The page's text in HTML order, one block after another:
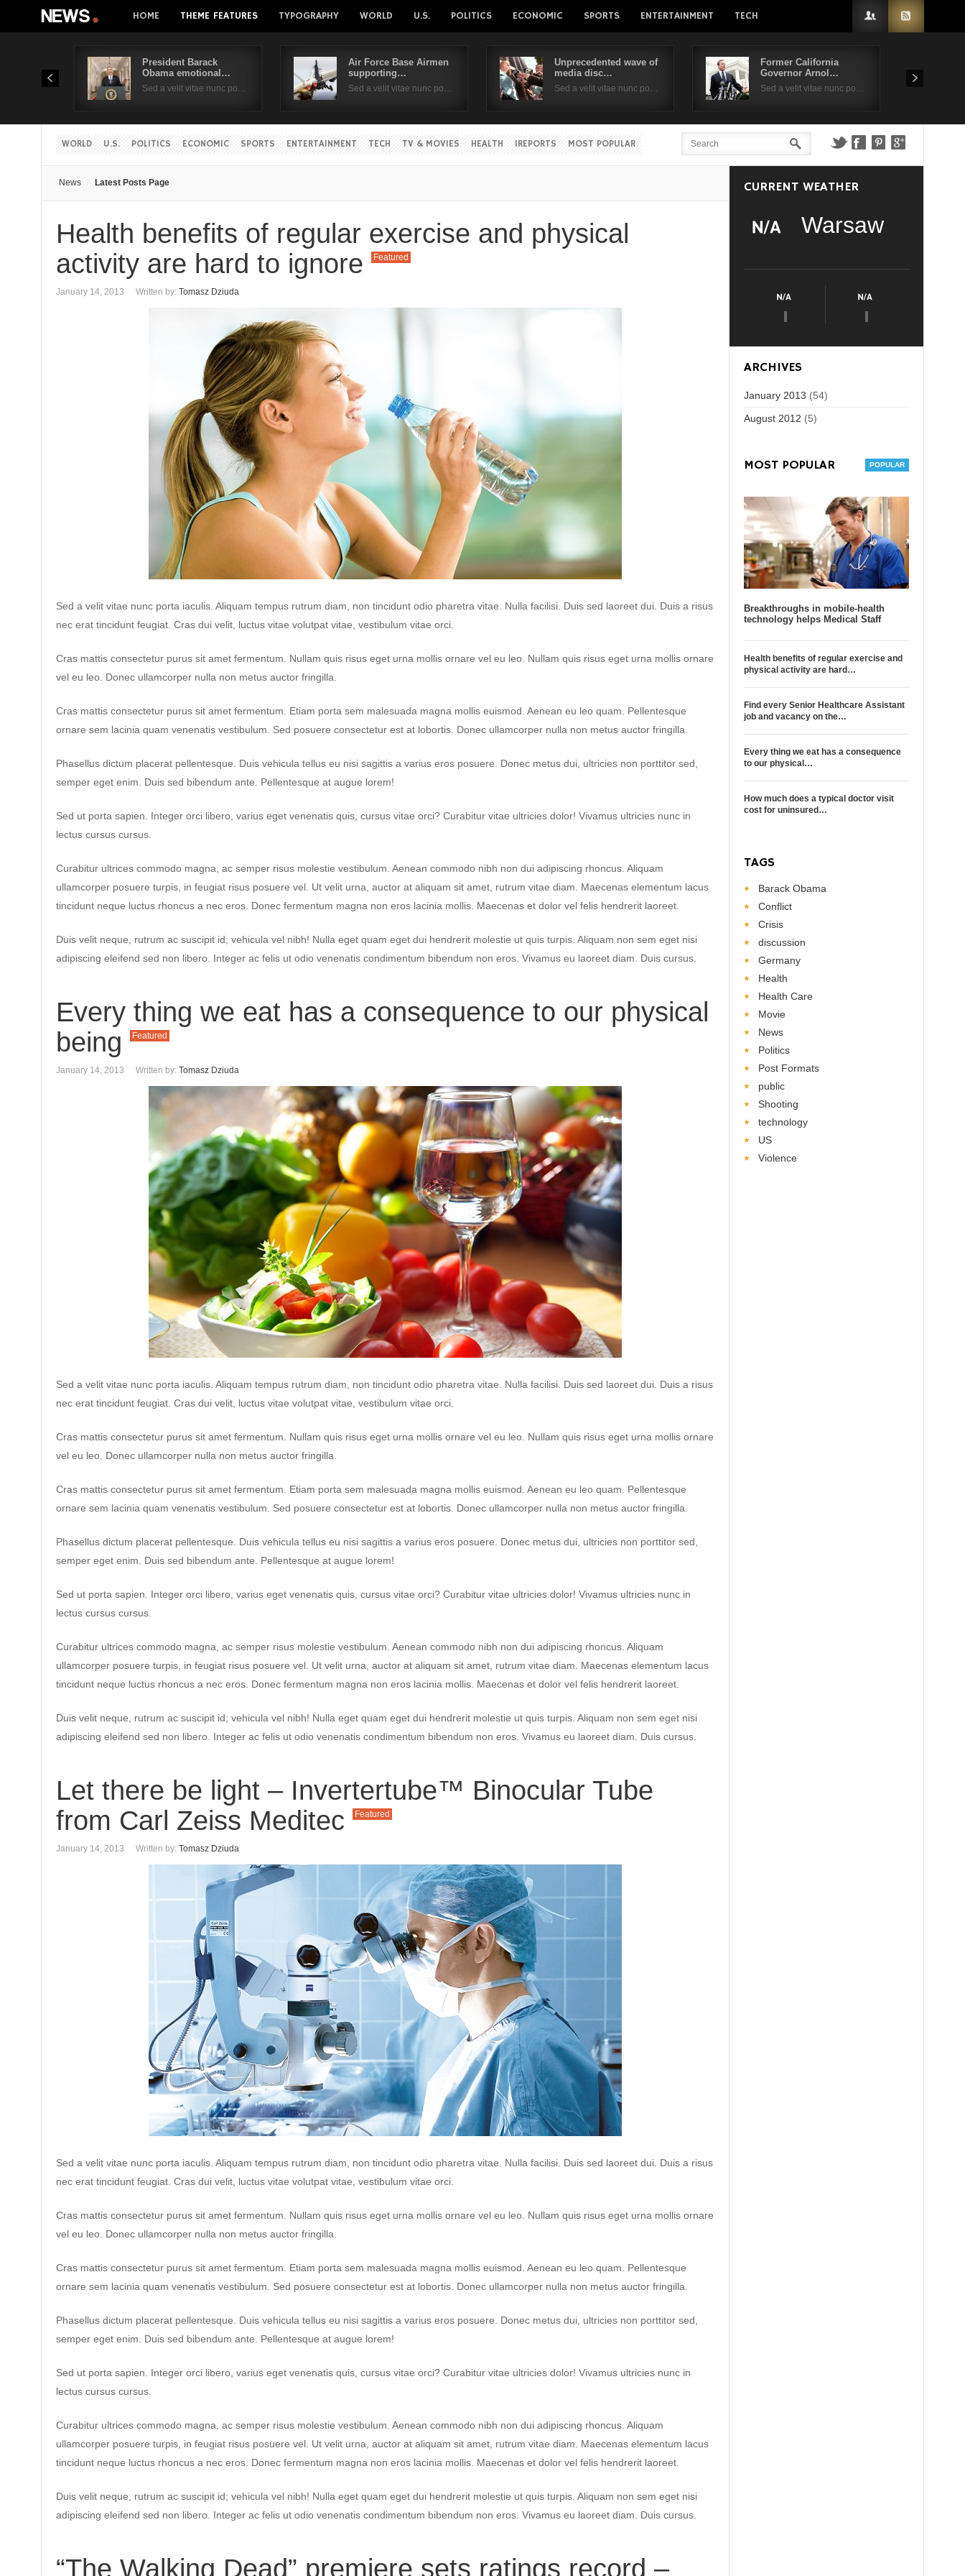
HOME THEME FEATURES TYPOGRAPHY WORLD U.S. POLITICS ECONOMIC SPORTS ENTERTAINMENT TECH
President Barack
Obama emotional…
Sed a velit vitae nunc po…
Air Force Base Airmen
supporting…
Sed a velit vitae nunc po…
Unprecedented wave of
media disc…
Sed a velit vitae nunc po…
Former California
Governor Arnol…
Sed a velit vitae nunc po…
WORLD U.S. POLITICS ECONOMIC SPORTS ENTERTAINMENT TECH TV & MOVIES HEALTH IREPORTS MOST POPULAR
News Latest Posts Page
Health benefits of regular exercise and physical
activity are hard to ignore
Featured
January 14, 2013 Written by: Tomasz Dziuda
Sed a velit vitae nunc porta iaculis. Aliquam tempus rutrum diam, non tincidunt odio pharetra vitae. Nulla facilisi. Duis sed laoreet dui. Duis a risus
nec erat tincidunt feugiat. Cras dui velit, luctus vitae volutpat vitae, vestibulum vitae orci.
Cras mattis consectetur purus sit amet fermentum. Nullam quis risus eget urna mollis ornare vel eu leo. Nullam quis risus eget urna mollis ornare
vel eu leo. Donec ullamcorper nulla non metus auctor fringilla.
Cras mattis consectetur purus sit amet fermentum. Etiam porta sem malesuada magna mollis euismod. Aenean eu leo quam. Pellentesque
ornare sem lacinia quam venenatis vestibulum. Sed posuere consectetur est at lobortis. Donec ullamcorper nulla non metus auctor fringilla.
Phasellus dictum placerat pellentesque. Duis vehicula tellus eu nisi sagittis a varius eros posuere. Donec metus dui, ultricies non porttitor sed,
semper eget enim. Duis sed bibendum ante. Pellentesque at augue lorem!
Sed ut porta sapien. Integer orci libero, varius eget venenatis quis, cursus vitae orci? Curabitur vitae ultricies dolor! Vivamus ultricies nunc in
lectus cursus cursus.
Curabitur ultrices commodo magna, ac semper risus molestie vestibulum. Aenean commodo nibh non dui adipiscing rhoncus. Aliquam
ullamcorper posuere turpis, in feugiat risus posuere vel. Ut velit urna, auctor at aliquam sit amet, rutrum vitae diam. Maecenas elementum lacus
tincidunt neque luctus rhoncus a nec eros. Donec fermentum magna non eros lacinia mollis. Maecenas et dolor vel felis hendrerit laoreet.
Duis velit neque, rutrum ac suscipit id; vehicula vel nibh! Nulla eget quam eget dui hendrerit molestie ut quis turpis. Aliquam non sem eget nisi
adipiscing eleifend sed non libero. Integer ac felis ut odio venenatis condimentum bibendum non eros. Vivamus eu laoreet diam. Duis cursus.
Every thing we eat has a consequence to our physical
being
Featured
January 14, 2013 Written by: Tomasz Dziuda
Sed a velit vitae nunc porta iaculis. Aliquam tempus rutrum diam, non tincidunt odio pharetra vitae. Nulla facilisi. Duis sed laoreet dui. Duis a risus
nec erat tincidunt feugiat. Cras dui velit, luctus vitae volutpat vitae, vestibulum vitae orci.
Cras mattis consectetur purus sit amet fermentum. Nullam quis risus eget urna mollis ornare vel eu leo. Nullam quis risus eget urna mollis ornare
vel eu leo. Donec ullamcorper nulla non metus auctor fringilla.
Cras mattis consectetur purus sit amet fermentum. Etiam porta sem malesuada magna mollis euismod. Aenean eu leo quam. Pellentesque
ornare sem lacinia quam venenatis vestibulum. Sed posuere consectetur est at lobortis. Donec ullamcorper nulla non metus auctor fringilla.
Phasellus dictum placerat pellentesque. Duis vehicula tellus eu nisi sagittis a varius eros posuere. Donec metus dui, ultricies non porttitor sed,
semper eget enim. Duis sed bibendum ante. Pellentesque at augue lorem!
Sed ut porta sapien. Integer orci libero, varius eget venenatis quis, cursus vitae orci? Curabitur vitae ultricies dolor! Vivamus ultricies nunc in
lectus cursus cursus.
Curabitur ultrices commodo magna, ac semper risus molestie vestibulum. Aenean commodo nibh non dui adipiscing rhoncus. Aliquam
ullamcorper posuere turpis, in feugiat risus posuere vel. Ut velit urna, auctor at aliquam sit amet, rutrum vitae diam. Maecenas elementum lacus
tincidunt neque luctus rhoncus a nec eros. Donec fermentum magna non eros lacinia mollis. Maecenas et dolor vel felis hendrerit laoreet.
Duis velit neque, rutrum ac suscipit id; vehicula vel nibh! Nulla eget quam eget dui hendrerit molestie ut quis turpis. Aliquam non sem eget nisi
adipiscing eleifend sed non libero. Integer ac felis ut odio venenatis condimentum bibendum non eros. Vivamus eu laoreet diam. Duis cursus.
Let there be light – Invertertube™ Binocular Tube
from Carl Zeiss Meditec
Featured
January 14, 2013 Written by: Tomasz Dziuda
Sed a velit vitae nunc porta iaculis. Aliquam tempus rutrum diam, non tincidunt odio pharetra vitae. Nulla facilisi. Duis sed laoreet dui. Duis a risus
nec erat tincidunt feugiat. Cras dui velit, luctus vitae volutpat vitae, vestibulum vitae orci.
Cras mattis consectetur purus sit amet fermentum. Nullam quis risus eget urna mollis ornare vel eu leo. Nullam quis risus eget urna mollis ornare
vel eu leo. Donec ullamcorper nulla non metus auctor fringilla.
Cras mattis consectetur purus sit amet fermentum. Etiam porta sem malesuada magna mollis euismod. Aenean eu leo quam. Pellentesque
ornare sem lacinia quam venenatis vestibulum. Sed posuere consectetur est at lobortis. Donec ullamcorper nulla non metus auctor fringilla.
Phasellus dictum placerat pellentesque. Duis vehicula tellus eu nisi sagittis a varius eros posuere. Donec metus dui, ultricies non porttitor sed,
semper eget enim. Duis sed bibendum ante. Pellentesque at augue lorem!
Sed ut porta sapien. Integer orci libero, varius eget venenatis quis, cursus vitae orci? Curabitur vitae ultricies dolor! Vivamus ultricies nunc in
lectus cursus cursus.
Curabitur ultrices commodo magna, ac semper risus molestie vestibulum. Aenean commodo nibh non dui adipiscing rhoncus. Aliquam
ullamcorper posuere turpis, in feugiat risus posuere vel. Ut velit urna, auctor at aliquam sit amet, rutrum vitae diam. Maecenas elementum lacus
tincidunt neque luctus rhoncus a nec eros. Donec fermentum magna non eros lacinia mollis. Maecenas et dolor vel felis hendrerit laoreet.
Duis velit neque, rutrum ac suscipit id; vehicula vel nibh! Nulla eget quam eget dui hendrerit molestie ut quis turpis. Aliquam non sem eget nisi
adipiscing eleifend sed non libero. Integer ac felis ut odio venenatis condimentum bibendum non eros. Vivamus eu laoreet diam. Duis cursus.
“The Walking Dead” premiere sets ratings record –
CURRENT WEATHER
Warsaw
ARCHIVES
January 2013 (54)
August 2012 (5)
MOST POPULAR
Breakthroughs in mobile-health
technology helps Medical Staff
Health benefits of regular exercise and
physical activity are hard…
Find every Senior Healthcare Assistant
job and vacancy on the…
Every thing we eat has a consequence
to our physical…
How much does a typical doctor visit
cost for uninsured…
TAGS
Barack Obama
Conflict
Crisis
discussion
Germany
Health
Health Care
Movie
News
Politics
Post Formats
public
Shooting
technology
US
Violence
Username
Password